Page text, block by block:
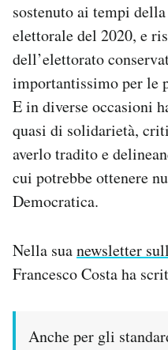
sostenuto ai tempi
elettorale del 2020, e
dell’elettorato
importantissimo per le
E in diverse occasioni
quasi di solidarietà,
averlo tradito e
cui potrebbe ottenere
Democratica.
Nella suanewsletter
Francesco Costa ha
Anche per gli